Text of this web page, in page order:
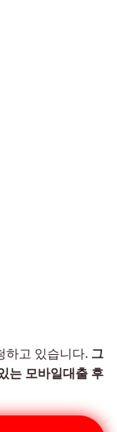
하고 있습니다. 그
는 모바일대출 후